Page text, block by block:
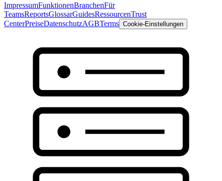
ImpressumFunktionenBranchenFür
TeamsReportsGlossarGuidesRessourcenTrust
CenterPreiseDatenschutzAGBTerms Cookie-Einstellungen